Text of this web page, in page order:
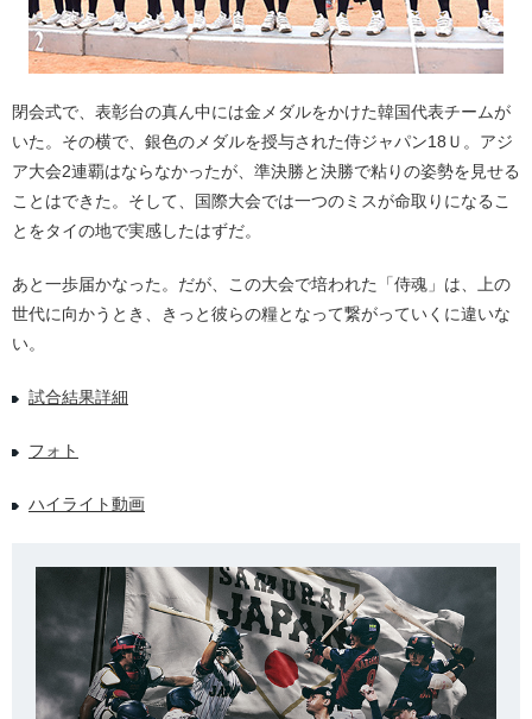
閉会式で、表彰台の真ん中には金メダルをかけた韓国代表チームが
いた。その横で、銀色のメダルを授与された侍ジャパン18Ｕ。アジ
ア大会2連覇はならなかったが、準決勝と決勝で粘りの姿勢を見せる
ことはできた。そして、国際大会では一つのミスが命取りになるこ
とをタイの地で実感したはずだ。
あと一歩届かなった。だが、この大会で培われた「侍魂」は、上の
世代に向かうとき、きっと彼らの糧となって繋がっていくに違いな
い。
試合結果詳細
フォト
ハイライト動画